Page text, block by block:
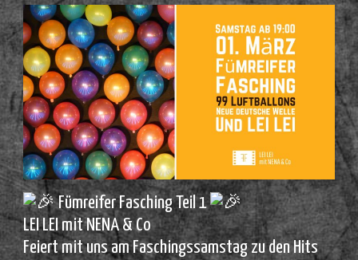
Fümreifer Fasching Teil 1
LEI LEI mit NENA & Co
Feiert mit uns am Faschingssamstag zu den Hits